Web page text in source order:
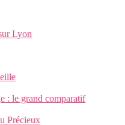
Lyon
: le grand comparatif
Précieux